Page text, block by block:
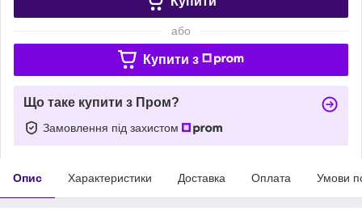
або
Купити з
Що таке купити з Пром?
Замовлення під захистом
Опис Характеристики Доставка Оплата Умови